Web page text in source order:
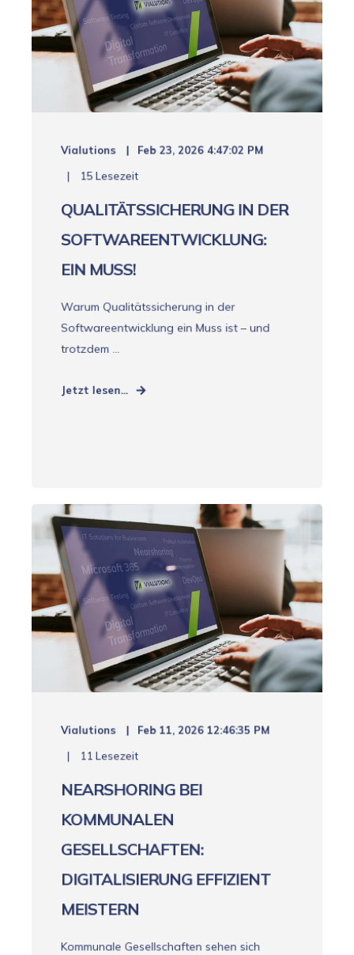
Vialutions Feb 23, 2026 4:47:02 PM
15 Lesezeit
QUALITÄTSSICHERUNG IN DER
SOFTWAREENTWICKLUNG:
EIN MUSS!
Warum Qualitätssicherung in der
Softwareentwicklung ein Muss ist – und
trotzdem ...
Jetzt lesen...
Vialutions Feb 11, 2026 12:46:35 PM
11 Lesezeit
NEARSHORING BEI
KOMMUNALEN
GESELLSCHAFTEN:
DIGITALISIERUNG EFFIZIENT
MEISTERN
Kommunale Gesellschaften sehen sich